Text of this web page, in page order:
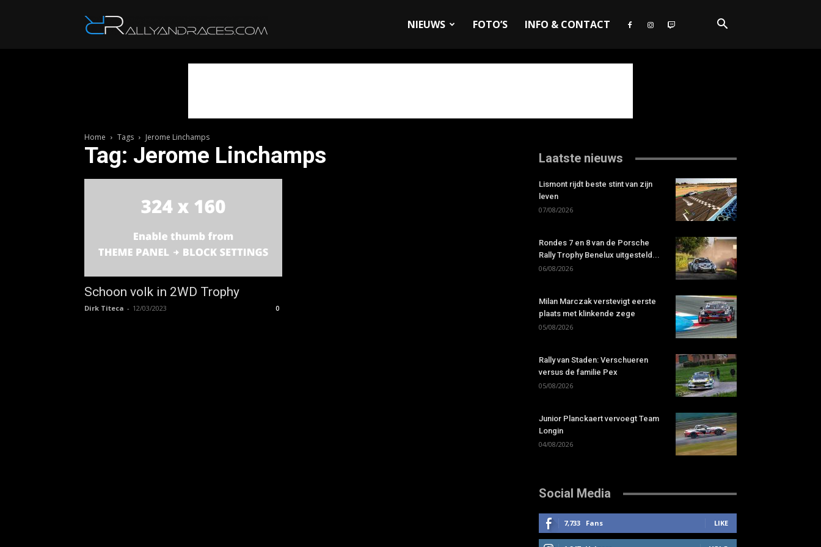
NIEUWS FOTO’S INFO & CONTACT
Home Tags Jerome Linchamps
Tag: Jerome Linchamps
Schoon volk in 2WD Trophy
Dirk Titeca - 12/03/2023 0
Laatste nieuws
Lismont rijdt beste stint van zijn
leven
07/08/2026
Rondes 7 en 8 van de Porsche
Rally Trophy Benelux uitgesteld...
06/08/2026
Milan Marczak verstevigt eerste
plaats met klinkende zege
05/08/2026
Rally van Staden: Verschueren
versus de familie Pex
05/08/2026
Junior Planckaert vervoegt Team
Longin
04/08/2026
Social Media
7,733 Fans LIKE